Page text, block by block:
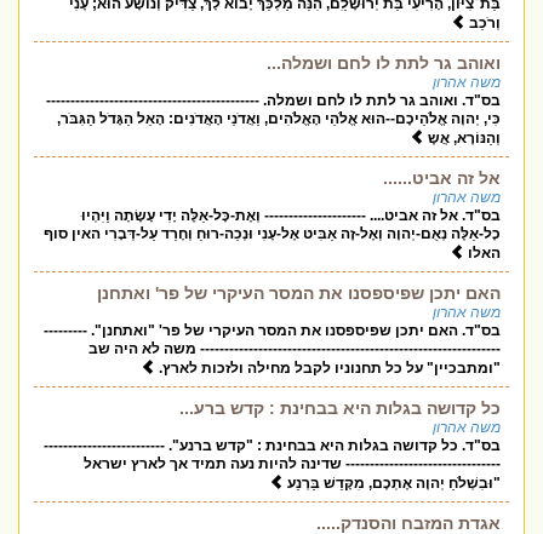
בַּת־צִיּוֹן, הָרִיעִי בַּת יְרוּשָׁלִַם, הִנֵּה מַלְכֵּךְ יָבוֹא לָךְ, צַדִּיק וְנוֹשָׁע הוּא; עָנִי
וְרֹכֵב
ואוהב גר לתת לו לחם ושמלה...
משה אהרון
בס"ד. ואוהב גר לתת לו לחם ושמלה. --------------------------------------------
כִּי, יְהוָה אֱלֹהֵיכֶם--הוּא אֱלֹהֵי הָאֱלֹהִים, וַאֲדֹנֵי הָאֲדֹנִים: הָאֵל הַגָּדֹל הַגִּבֹּר,
וְהַנּוֹרָא, אֲשֶ
אל זה אביט......
משה אהרון
בס"ד. אל זה אביט.... --------------------- וְאֶת-כָּל-אֵלֶּה יָדִי עָשָׂתָה וַיִּהְיוּ
כָל-אֵלֶּה נְאֻם-יְהוָה וְאֶל-זֶה אַבִּיט אֶל-עָנִי וּנְכֵה-רוּחַ וְחָרֵד עַל-דְּבָרִי האין סוף
האלו
האם יתכן שפיספסנו את המסר העיקרי של פר' ואתחנן
משה אהרון
בס"ד. האם יתכן שפיספסנו את המסר העיקרי של פר' "ואתחנן". ---------
-------------------------------------------------------------- משה לא היה שב
"ומתבכיין" על כל תחנוניו לקבל מחילה ולזכות לארץ.
כל קדושה בגלות היא בבחינת : קדש ברע...
משה אהרון
בס"ד. כל קדושה בגלות היא בבחינת : "קדש ברנע". -------------------------
-------------------------------- שדינה להיות נעה תמיד אך לארץ ישראל
"וּבִשְׁלֹחַ יְהוָה אֶתְכֶם, מִקָּדֵשׁ בַּרְנֵע
אגדת המזבח והסנדק.....